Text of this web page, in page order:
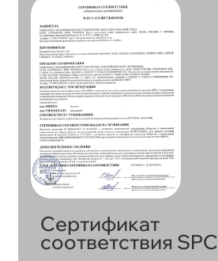
Сертификат
соответствия SPC